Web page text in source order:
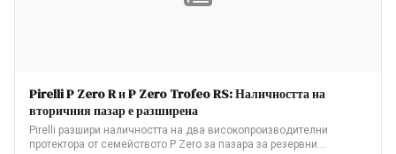
Pirelli P Zero R и P Zero Trofeo RS: Наличността на
вторичния пазар е разширена
Pirelli разшири наличността на два високопроизводителни
протектора от семейството P Zero за пазара за резервни…